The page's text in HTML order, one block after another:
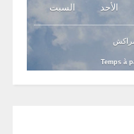
السبت الأحد
Temps à